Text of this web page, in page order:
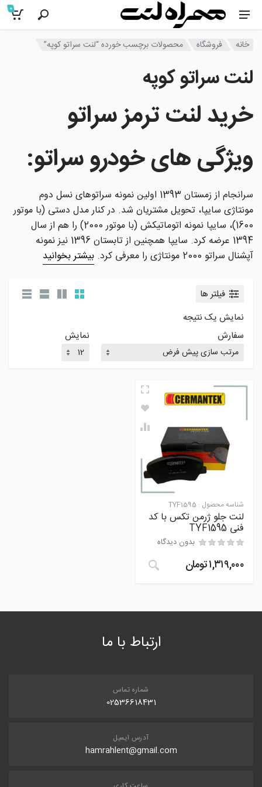
0
خانه فروشگاه محصولات برچسب خورده “لنت سراتو کوپه”
لنت سراتو کوپه
خرید لنت ترمز سراتو
ویژگی های خودرو سراتو:
سرانجام از زمستان 1393 اولین نمونه‌ سراتوهای نسل دوم
مونتاژی سایپا، تحویل مشتریان شد. در کنار مدل دستی (با موتور
1600)، سایپا نمونه اتوماتیکش (با موتور 2000) را هم از سال
1394 عرضه کرد. سایپا همچنین از تابستان 1396 نیز نمونه
آپشنال سراتو 2000 مونتاژی را معرفی کرد.
بیشتر بخوانید
فیلتر ها
نمایش یک نتیجه
سفارش
نمایش
شناسه محصول : TYF1595
لنت جلو ژرمن تکس با کد
فنی TYF1595
بدون دیدگاه
۱,۳۱۹,۰۰۰تومان
ارتباط با ما
شماره تماس
02536618431
آدرس ایمیل
hamrahlent@gmail.com